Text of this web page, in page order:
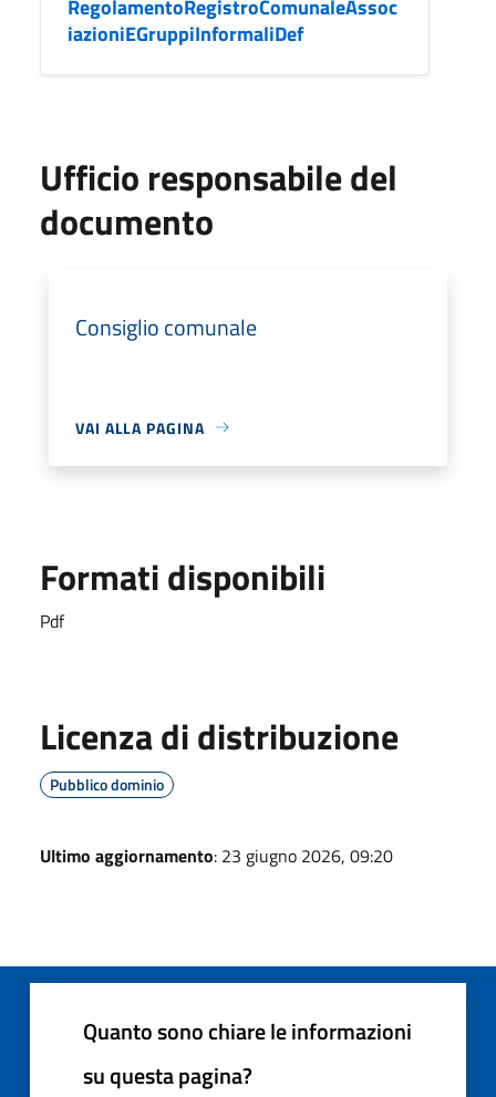
RegolamentoRegistroComunaleAssoc
iazioniEGruppiInformaliDef
Ufficio responsabile del
documento
Consiglio comunale
VAI ALLA PAGINA
Formati disponibili
Pdf
Licenza di distribuzione
Pubblico dominio
Ultimo aggiornamento: 23 giugno 2026, 09:20
Quanto sono chiare le informazioni
su questa pagina?